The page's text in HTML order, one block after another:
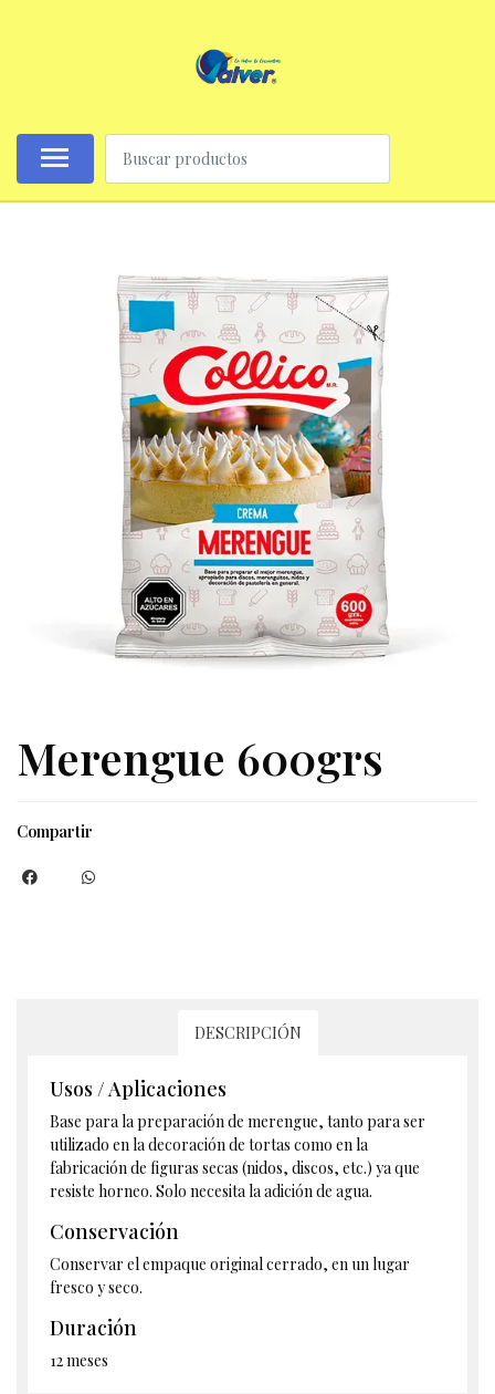
Merengue 600grs
Compartir
DESCRIPCIÓN
Usos / Aplicaciones
Base para la preparación de merengue, tanto para ser
utilizado en la decoración de tortas como en la
fabricación de figuras secas (nidos, discos, etc.) ya que
resiste horneo. Solo necesita la adición de agua.
Conservación
Conservar el empaque original cerrado, en un lugar
fresco y seco.
Duración
12 meses